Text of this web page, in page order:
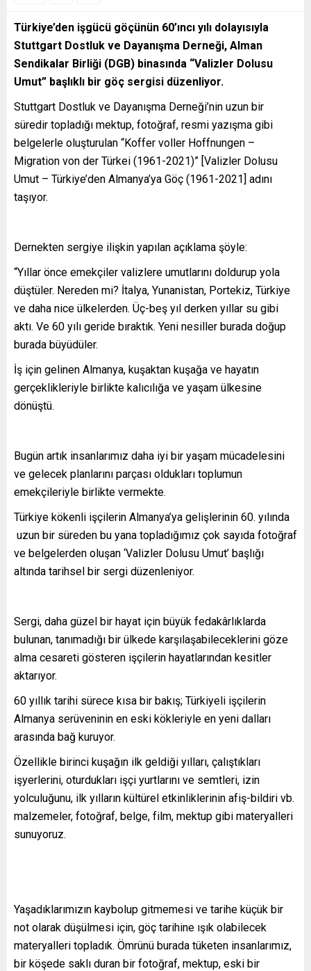
Türkiye’den işgücü göçünün 60’ıncı yılı dolayısıyla
Stuttgart Dostluk ve Dayanışma Derneği, Alman
Sendikalar Birliği (DGB) binasında “Valizler Dolusu
Umut” başlıklı bir göç sergisi düzenliyor.
Stuttgart Dostluk ve Dayanışma Derneği’nin uzun bir
süredir topladığı mektup, fotoğraf, resmi yazışma gibi
belgelerle oluşturulan “Koffer voller Hoffnungen –
Migration von der Türkei (1961-2021)” [Valizler Dolusu
Umut – Türkiye’den Almanya’ya Göç (1961-2021] adını
taşıyor.
Dernekten sergiye ilişkin yapılan açıklama şöyle:
“Yıllar önce emekçiler valizlere umutlarını doldurup yola
düştüler. Nereden mi? İtalya, Yunanistan, Portekiz, Türkiye
ve daha nice ülkelerden. Üç-beş yıl derken yıllar su gibi
aktı. Ve 60 yılı geride bıraktık. Yeni nesiller burada doğup
burada büyüdüler.
İş için gelinen Almanya, kuşaktan kuşağa ve hayatın
gerçeklikleriyle birlikte kalıcılığa ve yaşam ülkesine
dönüştü.
Bugün artık insanlarımız daha iyi bir yaşam mücadelesini
ve gelecek planlarını parçası oldukları toplumun
emekçileriyle birlikte vermekte.
Türkiye kökenli işçilerin Almanya’ya gelişlerinin 60. yılında
uzun bir süreden bu yana topladığımız çok sayıda fotoğraf
ve belgelerden oluşan ‘Valizler Dolusu Umut’ başlığı
altında tarihsel bir sergi düzenleniyor.
Sergi, daha güzel bir hayat için büyük fedakârlıklarda
bulunan, tanımadığı bir ülkede karşılaşabileceklerini göze
alma cesareti gösteren işçilerin hayatlarından kesitler
aktarıyor.
60 yıllık tarihi sürece kısa bir bakış; Türkiyeli işçilerin
Almanya serüveninin en eski kökleriyle en yeni dalları
arasında bağ kuruyor.
Özellikle birinci kuşağın ilk geldiği yılları, çalıştıkları
işyerlerini, oturdukları işçi yurtlarını ve semtleri, izin
yolculuğunu, ilk yılların kültürel etkinliklerinin afiş-bildiri vb.
malzemeler, fotoğraf, belge, film, mektup gibi materyalleri
sunuyoruz.
Yaşadıklarımızın kaybolup gitmemesi ve tarihe küçük bir
not olarak düşülmesi için, göç tarihine ışık olabilecek
materyalleri topladık. Ömrünü burada tüketen insanlarımız,
bir köşede saklı duran bir fotoğraf, mektup, eski bir